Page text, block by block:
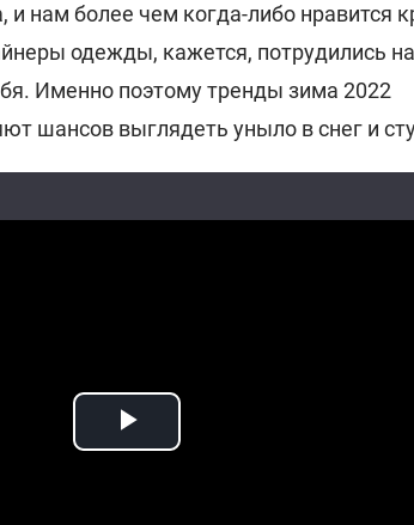
нам более чем когда-либо нравится
одежды, кажется, потрудились
Именно поэтому тренды зима 2022
шансов выглядеть уныло в снег и